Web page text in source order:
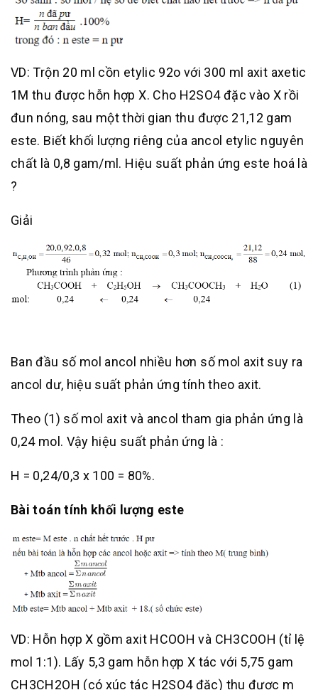
VD: Trộn 20 ml cồn etylic 92o với 300 ml axit axetic
1M thu được hỗn hợp X. Cho H2SO4 đặc vào X rồi
đun nóng, sau một thời gian thu được 21,12 gam
este. Biết khối lượng riêng của ancol etylic nguyên
chất là 0,8 gam/ml. Hiệu suất phản ứng este hoá là
?
Giải
Ban đầu số mol ancol nhiều hơn số mol axit suy ra
ancol dư, hiệu suất phản ứng tính theo axit.
Theo (1) số mol axit và ancol tham gia phản ứng là
0,24 mol. Vậy hiệu suất phản ứng là :
H = 0,24/0,3 x 100 = 80%.
Bài toán tính khối lượng este
VD: Hỗn hợp X gồm axit HCOOH và CH3COOH (tỉ lệ
mol 1:1). Lấy 5,3 gam hỗn hợp X tác với 5,75 gam
CH3CH2OH (có xúc tác H2SO4 đặc) thu được m